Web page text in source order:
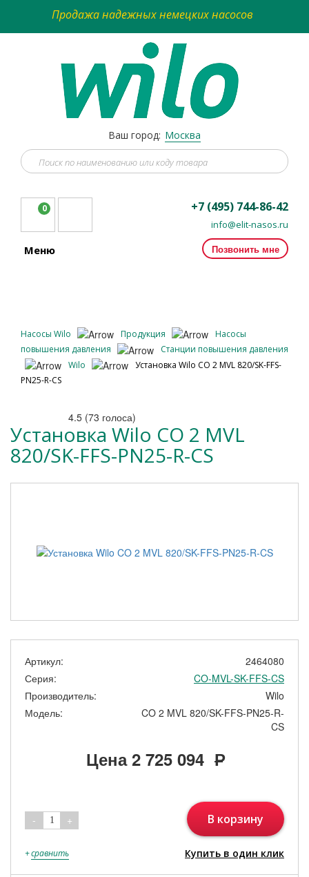
Продажа надежных немецких насосов
Ваш город: Москва
0 +7 (495) 744-86-42
info@elit-nasos.ru
Позвонить мне
Меню
Насосы Wilo Продукция
Насосы
повышения давления
Станции повышения давления
Wilo
Установка Wilo CO 2 MVL 820/SK-FFS-
PN25-R-CS
4.5 (73 голоса)
Установка Wilo CO 2 MVL
820/SK-FFS-PN25-R-CS
Артикул:
2464080
Серия:
CO-MVL-SK-FFS-CS
Производитель:
Wilo
Модель:
CO 2 MVL 820/SK-FFS-PN25-R-
CS
Цена2 725 094 Р
- 1 + В корзину
+сравнить Купить в один клик